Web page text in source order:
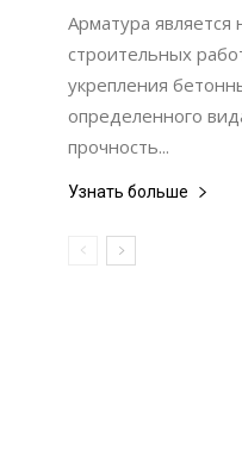
Арматура
строительных
укрепления
определенного
прочность...
Узнать больше